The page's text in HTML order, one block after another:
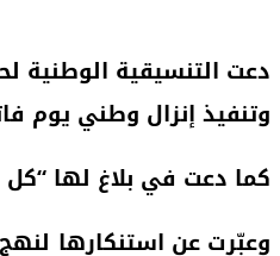
وتنفيذ إنزال وطني يوم فاتح
كما دعت في بلاغ لها “كل
وعبّرت عن استنكارها